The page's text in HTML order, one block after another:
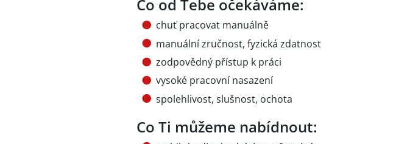
Co od Tebe očekáváme:
chuť pracovat manuálně
manuální zručnost, fyzická zdatnost
zodpovědný přístup k práci
vysoké pracovní nasazení
spolehlivost, slušnost, ochota
Co Ti můžeme nabídnout: